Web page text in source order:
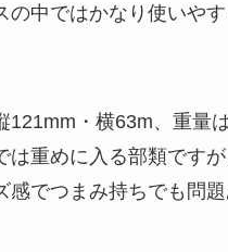
の中ではかなり使いや
121mm・横63m、重量
は重めに入る部類です
感でつまみ持ちでも問題